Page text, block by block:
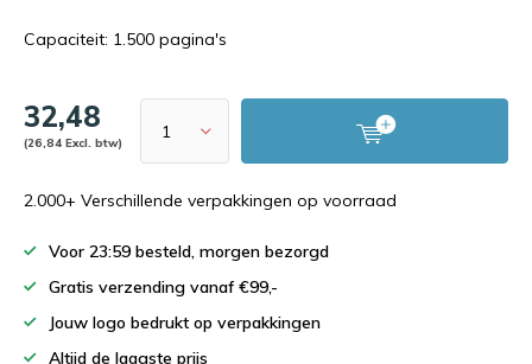
Capaciteit: 1.500 pagina's
32,48
(26,84 Excl. btw)
2.000+ Verschillende verpakkingen op voorraad
Voor 23:59 besteld, morgen bezorgd
Gratis verzending vanaf €99,-
Jouw logo bedrukt op verpakkingen
Altijd de laagste prijs